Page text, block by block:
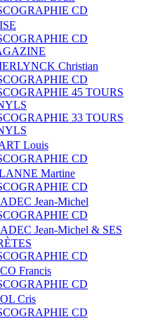
CD
CD
Christian
CD
45 TOURS
33 TOURS
Louis
CD
Martine
CD
Jean-Michel
CD
Jean-Michel & SES
CD
Francis
CD
Cris
CD